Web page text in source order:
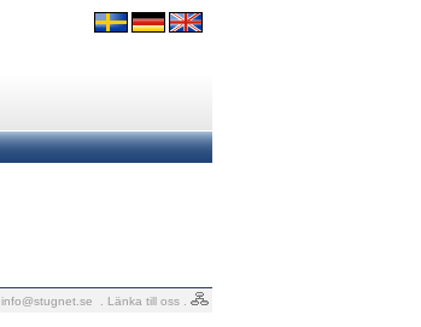
info@stugnet.se Länka till oss